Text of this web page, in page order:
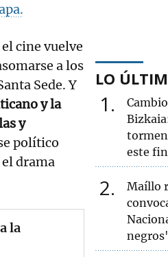
cine vuelve
a los
Sede. Y
y la
y
político
drama
la
LO
1
este
2
Maíllo